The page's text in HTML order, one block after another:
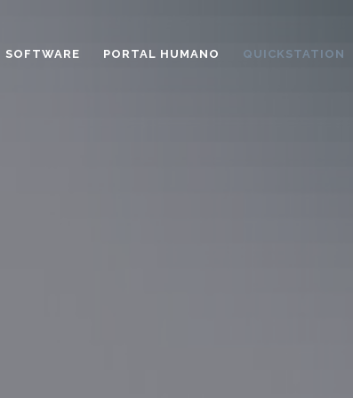
SOFTWARE PORTAL HUMANO QUICKSTATION